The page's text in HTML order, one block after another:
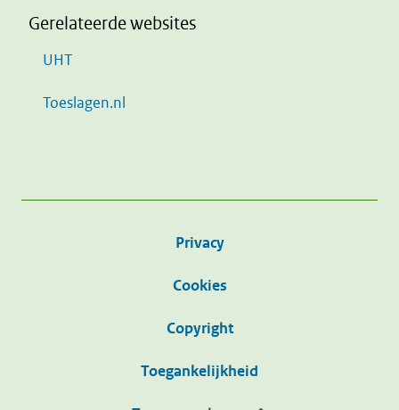
Gerelateerde websites
UHT
Toeslagen.nl
Privacy
Cookies
Copyright
Toegankelijkheid